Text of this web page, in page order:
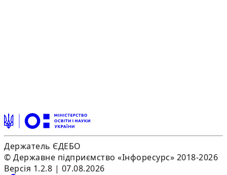
Держатель ЄДЕБО
© Державне підприємство «Інфоресурс» 2018-2026
Версія 1.2.8 | 07.08.2026